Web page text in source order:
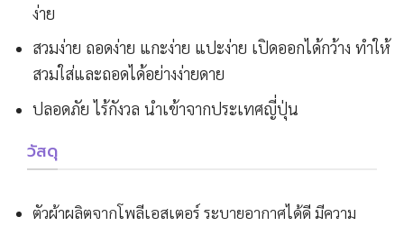
ง่าย
สวมง่าย ถอดง่าย แกะง่าย แปะง่าย เปิดออกได้กว้าง ทำให้
สวมใส่และถอดได้อย่างง่ายดาย
ปลอดภัย ไร้กังวล นำเข้าจากประเทศญี่ปุ่น
วัสดุ
ตัวผ้าผลิตจากโพลีเอสเตอร์ ระบายอากาศได้ดี มีความ